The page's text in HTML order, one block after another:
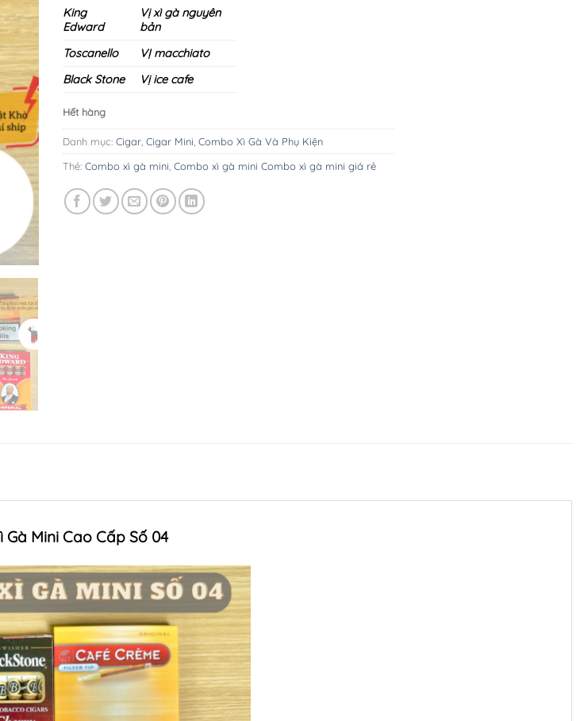
King
Edward
Vị xì gà nguyên
bản
Toscanello
VỊ macchiato
Black Stone
Vị ice cafe
Hết hàng
Danh mục: Cigar Cigar Mini Combo Xì Gà Và Phụ Kiện
Thẻ: Combo xì gà mini Combo xì gà mini Combo xì gà mini giá rẻ
Gà Mini Cao Cấp Số 04